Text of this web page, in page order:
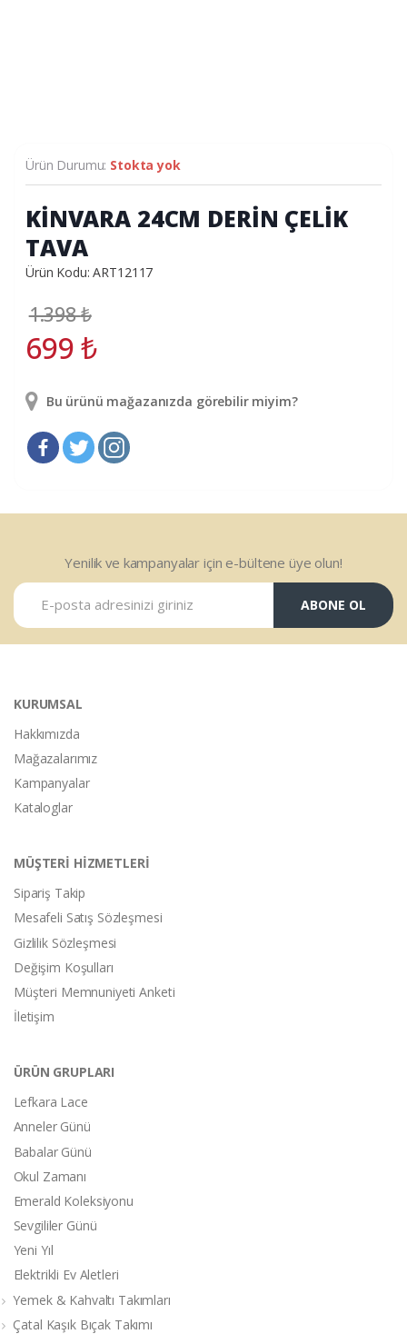
Ürün Durumu: Stokta yok
KİNVARA 24CM DERİN ÇELİK
TAVA
Ürün Kodu: ART12117
1.398₺
699₺
Bu ürünü mağazanızda görebilir miyim?
Yenilik ve kampanyalar için e-bültene üye olun!
ABONE OL
KURUMSAL
Hakkımızda
Mağazalarımız
Kampanyalar
Kataloglar
MÜŞTERİ HİZMETLERİ
Sipariş Takip
Mesafeli Satış Sözleşmesi
Gizlilik Sözleşmesi
Değişim Koşulları
Müşteri Memnuniyeti Anketi
İletişim
ÜRÜN GRUPLARI
Lefkara Lace
Anneler Günü
Babalar Günü
Okul Zamanı
Emerald Koleksiyonu
Sevgililer Günü
Yeni Yıl
Elektrikli Ev Aletleri
Yemek & Kahvaltı Takımları
Çatal Kaşık Bıçak Takımı